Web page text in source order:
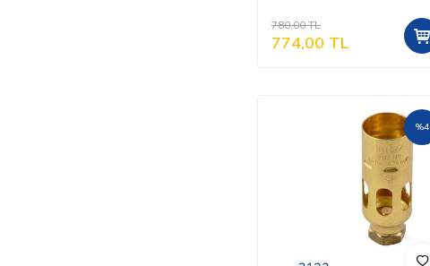
780,00TL
774,00 TL
%4